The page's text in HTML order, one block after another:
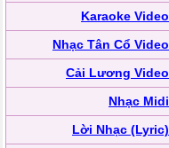
Karaoke Video
Nhạc Tân Cổ Video
Cải Lương Video
Nhạc Midi
Lời Nhạc (Lyric)